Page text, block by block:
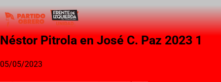
Néstor Pitrola en José C. Paz 2023 1
05/05/2023